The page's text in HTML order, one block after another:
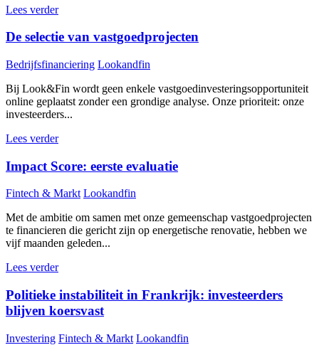
Lees verder
De selectie van vastgoedprojecten
Bedrijfsfinanciering Lookandfin
Bij Look&Fin wordt geen enkele vastgoedinvesteringsopportuniteit
online geplaatst zonder een grondige analyse. Onze prioriteit: onze
investeerders...
Lees verder
Impact Score: eerste evaluatie
Fintech & Markt Lookandfin
Met de ambitie om samen met onze gemeenschap vastgoedprojecten
te financieren die gericht zijn op energetische renovatie, hebben we
vijf maanden geleden...
Lees verder
Politieke instabiliteit in Frankrijk: investeerders
blijven koersvast
Investering Fintech & Markt Lookandfin